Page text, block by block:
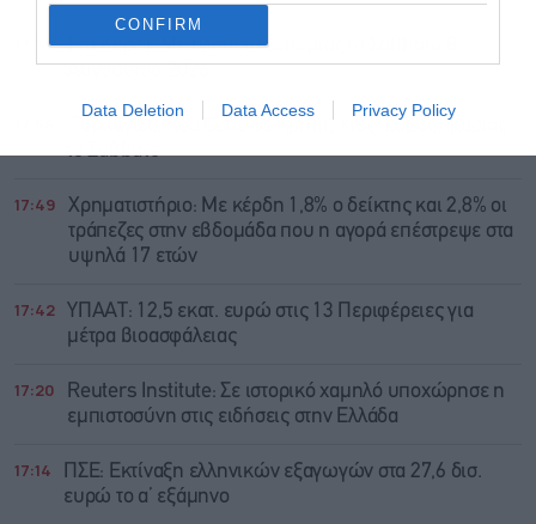
CONFIRM
Data Deletion Data Access Privacy Policy
17:59 Στο Καρφί: Με πλούσιο ρεπορτάζ το Σάββατο 8
το Σάββατο
17:49
Χρηματιστήριο: Με κέρδη 1,8% ο δείκτης και 2,8% οι
τράπεζες στην εβδομάδα που η αγορά επέστρεψε στα
υψηλά 17 ετών
17:42
ΥΠΑΑΤ: 12,5 εκατ. ευρώ στις 13 Περιφέρειες για
μέτρα βιοασφάλειας
17:20
Reuters Institute: Σε ιστορικό χαμηλό υποχώρησε η
εμπιστοσύνη στις ειδήσεις στην Ελλάδα
17:14
ΠΣΕ: Εκτίναξη ελληνικών εξαγωγών στα 27,6 δισ.
ευρώ το α’ εξάμηνο